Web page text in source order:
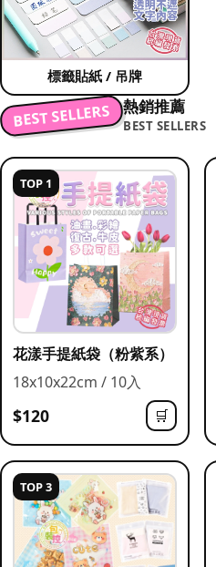
標籤貼紙 / 吊牌
BEST SELLERS 熱銷推薦
BEST SELLERS
TOP 1
花漾手提紙袋（粉紫系）
18x10x22cm / 10入
$120 🛒
TOP 3